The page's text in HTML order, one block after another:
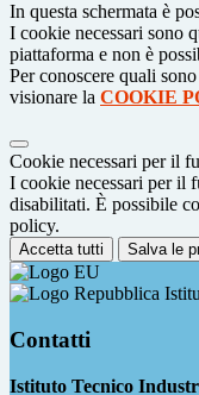
In questa schermata è
I cookie necessari sono
piattaforma e non è
Per conoscere quali
visionare la COOKIE
Cookie necessari per il
I cookie necessari per il
disabilitati. È possibile
policy.
Accetta tutti Salva le
Contatti
Istituto Tecnico